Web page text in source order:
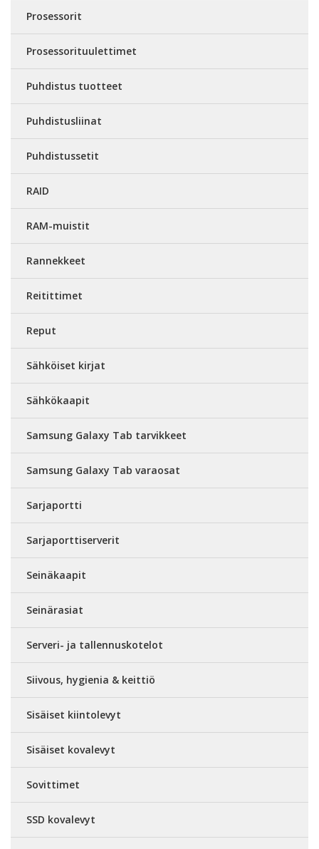
Prosessorit
Prosessorituulettimet
Puhdistus tuotteet
Puhdistusliinat
Puhdistussetit
RAID
RAM-muistit
Rannekkeet
Reitittimet
Reput
Sähköiset kirjat
Sähkökaapit
Samsung Galaxy Tab tarvikkeet
Samsung Galaxy Tab varaosat
Sarjaportti
Sarjaporttiserverit
Seinäkaapit
Seinärasiat
Serveri- ja tallennuskotelot
Siivous, hygienia & keittiö
Sisäiset kiintolevyt
Sisäiset kovalevyt
Sovittimet
SSD kovalevyt